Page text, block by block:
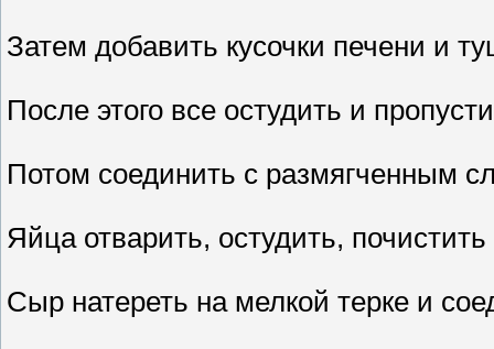
Затем добавить кусочки печени и
После этого все остудить и
Потом соединить с размягченным
Яйца отварить, остудить,
Сыр натереть на мелкой терке и